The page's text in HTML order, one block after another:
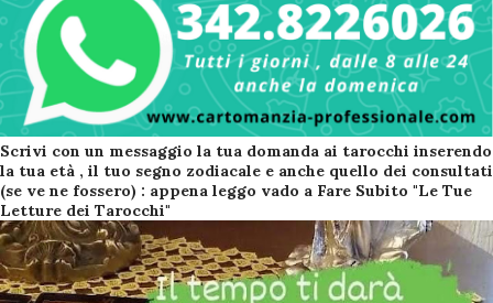
Scrivi con un messaggio la tua domanda ai tarocchi inserendo
la tua età , il tuo segno zodiacale e anche quello dei consultati
(se ve ne fossero) : appena leggo vado a Fare Subito "Le Tue
Letture dei Tarocchi"